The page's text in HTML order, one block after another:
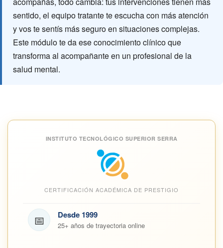
sentido, el equipo tratante te escucha con más atención
y vos te sentís más seguro en situaciones complejas.
Este módulo te da ese conocimiento clínico que
transforma al acompañante en un profesional de la
salud mental.
INSTITUTO TECNOLÓGICO SUPERIOR SERRA
CERTIFICACIÓN ACADÉMICA DE PRESTIGIO
📅 Desde 1999
25+ años de trayectoria online